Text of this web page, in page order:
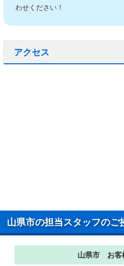
わせください！
アクセス
山県市の担当スタッフのご
山県市 お客